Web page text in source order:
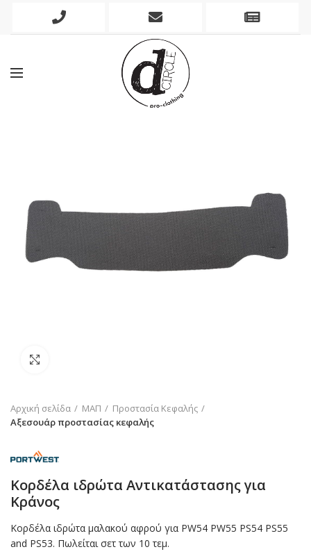
Phone
Mobile
Αρχική σελίδα ΜΑΠ
Προστασία Κεφαλής
Αξεσουάρ προστασίας κεφαλής
Κορδέλα ιδρώτα Αντικατάστασης για
Κράνος
Κορδέλα ιδρώτα μαλακού αφρού για PW54 PW55 PS54 PS55
and PS53. Πωλείται σετ των 10 τεμ.